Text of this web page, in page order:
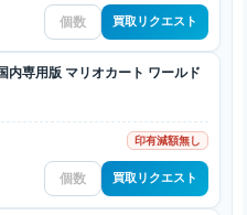
買取リクエスト
専用版 マリオカート ワールド
印有減額無し
買取リクエスト